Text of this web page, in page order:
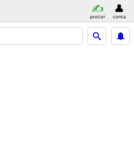
postar conta